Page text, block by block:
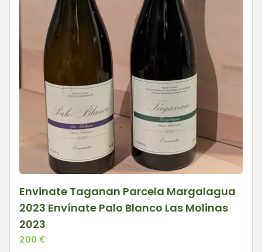
Envinate Taganan Parcela Margalagua
2023 Envínate Palo Blanco Las Molinas
2023
200 €